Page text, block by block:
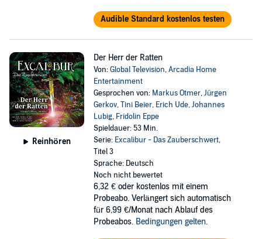
Audible Standard kostenlos testen
Reinhören
Der Herr der Ratten
Von:Global Television,Arcadia Home
Entertainment
Gesprochen von: Markus Otmer,Jürgen
Gerkov,Tini Beier, Erich Ude,Johannes
Lubig, Fridolin Eppe
Spieldauer: 53 Min.
Serie: Excalibur - Das Zauberschwert,
Titel 3
Sprache: Deutsch
Noch nicht bewertet
6,32 € oder kostenlos mit einem
Probeabo. Verlängert sich automatisch
für 6,99 €/Monat nach Ablauf des
Probeabos. Bedingungen gelten.